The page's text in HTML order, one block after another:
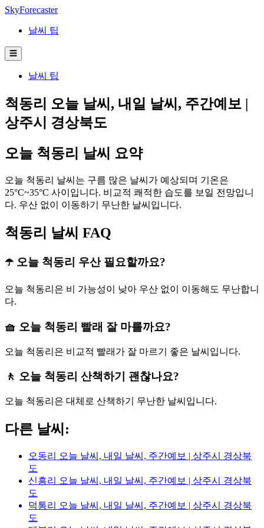
SkyForecaster
날씨 팁
☰
날씨 팁
척동리 오늘 날씨, 내일 날씨, 주간예보 |
상주시 경상북도
오늘 척동리 날씨 요약
오늘 척동리 날씨는 구름 많은 날씨가 예상되며 기온은
25°C~35°C 사이입니다. 비교적 쾌적한 습도를 보일 전망입니
다. 우산 없이 이동하기 무난한 날씨입니다.
척동리 날씨 FAQ
☂️ 오늘 척동리 우산 필요할까요?
오늘 척동리은 비 가능성이 낮아 우산 없이 이동해도 무난합니
다.
🧺 오늘 척동리 빨래 잘 마를까요?
오늘 척동리은 비교적 빨래가 잘 마르기 좋은 날씨입니다.
🚶 오늘 척동리 산책하기 괜찮나요?
오늘 척동리은 대체로 산책하기 무난한 날씨입니다.
다른 날씨:
오동리 오늘 날씨, 내일 날씨, 주간예보 | 상주시 경상북
도
신흥리 오늘 날씨, 내일 날씨, 주간예보 | 상주시 경상북
도
덕통리 오늘 날씨, 내일 날씨, 주간예보 | 상주시 경상북
도